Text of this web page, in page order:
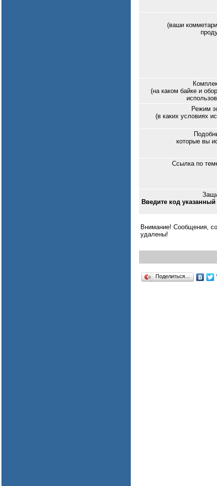
(ваши
(на каком байке и
Режим
(в каких условиях
которые вы
Ссылка по
Введите код указанный
Внимание! Сообщения,
удалены!
Поделиться…